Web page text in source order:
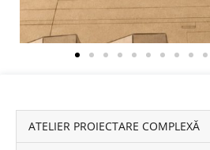
ATELIER PROIECTARE COMPLEXĂ